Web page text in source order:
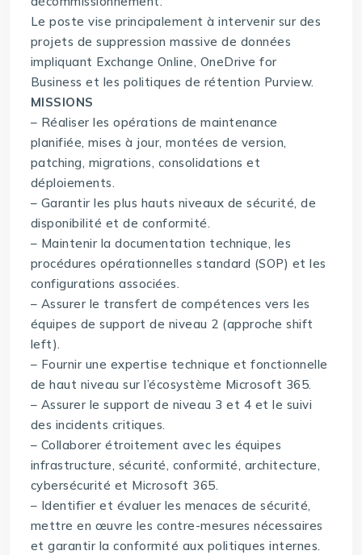
Le poste vise principalement à intervenir sur des
projets de suppression massive de données
impliquant Exchange Online, OneDrive for
Business et les politiques de rétention Purview.
MISSIONS
– Réaliser les opérations de maintenance
planifiée, mises à jour, montées de version,
patching, migrations, consolidations et
déploiements.
– Garantir les plus hauts niveaux de sécurité, de
disponibilité et de conformité.
– Maintenir la documentation technique, les
procédures opérationnelles standard (SOP) et les
configurations associées.
– Assurer le transfert de compétences vers les
équipes de support de niveau 2 (approche shift
left).
– Fournir une expertise technique et fonctionnelle
de haut niveau sur l’écosystème Microsoft 365.
– Assurer le support de niveau 3 et 4 et le suivi
des incidents critiques.
– Collaborer étroitement avec les équipes
infrastructure, sécurité, conformité, architecture,
cybersécurité et Microsoft 365.
– Identifier et évaluer les menaces de sécurité,
mettre en œuvre les contre-mesures nécessaires
et garantir la conformité aux politiques internes.